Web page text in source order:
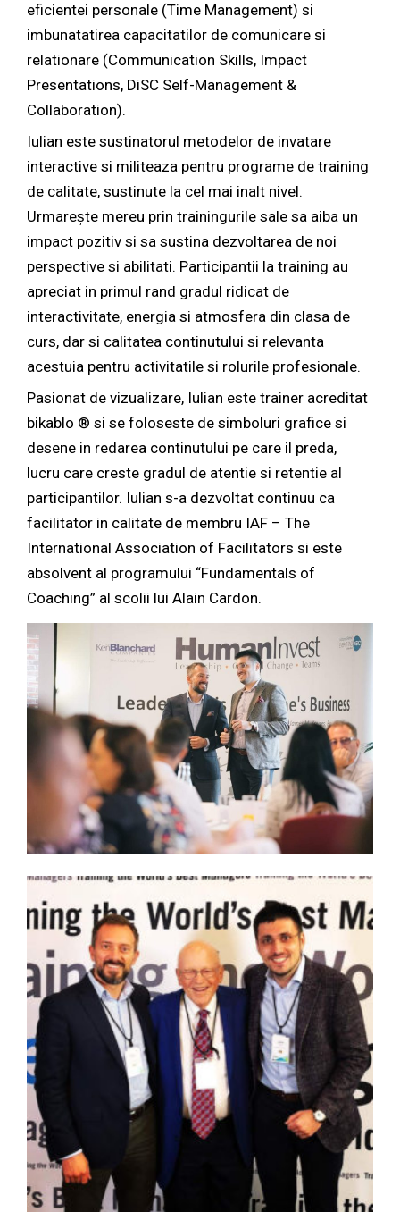
eficientei personale (Time Management) si
imbunatatirea capacitatilor de comunicare si
relationare (Communication Skills, Impact
Presentations, DiSC Self-Management &
Collaboration).
Iulian este sustinatorul metodelor de invatare
interactive si militeaza pentru programe de training
de calitate, sustinute la cel mai inalt nivel.
Urmarește mereu prin trainingurile sale sa aiba un
impact pozitiv si sa sustina dezvoltarea de noi
perspective si abilitati. Participantii la training au
apreciat in primul rand gradul ridicat de
interactivitate, energia si atmosfera din clasa de
curs, dar si calitatea continutului si relevanta
acestuia pentru activitatile si rolurile profesionale.
Pasionat de vizualizare, Iulian este trainer acreditat
bikablo ® si se foloseste de simboluri grafice si
desene in redarea continutului pe care il preda,
lucru care creste gradul de atentie si retentie al
participantilor. Iulian s-a dezvoltat continuu ca
facilitator in calitate de membru IAF – The
International Association of Facilitators si este
absolvent al programului “Fundamentals of
Coaching” al scolii lui Alain Cardon.